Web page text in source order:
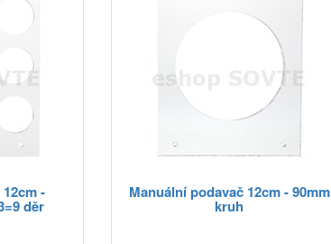
-
děr
Manuální podavač 12cm - 90mm
kruh